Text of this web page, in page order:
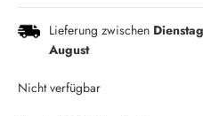
Lieferung zwischen
August
Nicht verfügbar